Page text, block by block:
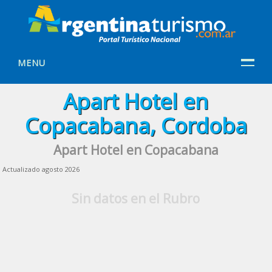
MENU
Apart Hotel en
Copacabana, Cordoba
Apart Hotel en Copacabana
Actualizado agosto 2026
Sin datos en el Rubro